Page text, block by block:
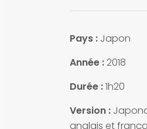
Pays : Japon
Année : 2018
Durée :1h20
Version :
anglais et